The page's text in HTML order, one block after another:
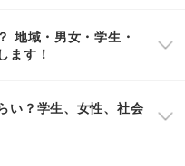
地域・男女・学生・
ます！
い？学生、女性、社会